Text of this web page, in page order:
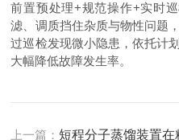
前置预处理+规范操作+实时
滤、调质挡住杂质与物性问题
过巡检发现微小隐患，依托计
大幅降低故障发生率。
上一篇：短程分子蒸馏装置在